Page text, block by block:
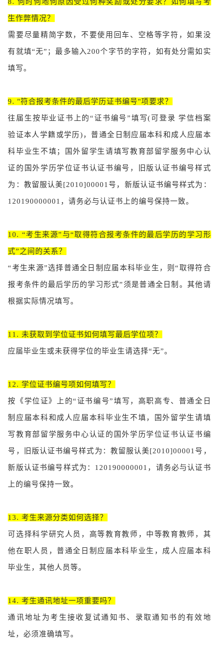
生作弊情况？
需要尽量精简字数，不要使用回车、空格等字符，如果没
有就填“无”；最多输入200个字节的字符，如有处分需如实
填写。
9. "符合报考条件的最后学历证书编号"项要求？
往届生按毕业证书上的“证书编号”填写(可登录 学信档案
验证本人学籍或学历)，普通全日制应届本科和成人应届本
科毕业生不填；国外留学生请填写教育部留学服务中心认
证的国外学历学位证书认证书编号，旧版认证书编号样式
为：教留服认美[2010]00001号，新版认证书编号样式为：
120190000001，请务必与认证书上的编号保持一致。
10. “考生来源”与“取得符合报考条件的最后学历的学习形
式”之间的关系？
“考生来源”选择普通全日制应届本科毕业生，则“取得符合
报考条件的最后学历的学习形式”须是普通全日制。其他请
根据实际情况填写。
11. 未获取到学位证书如何填写最后学位项？
应届毕业生或未获得学位的毕业生请选择“无”。
12. 学位证书编号项如何填写？
按《学位证》上的“证书编号”填写，高职高专、普通全日
制应届本科和成人应届本科毕业生不填，国外留学生请填
写教育部留学服务中心认证的国外学历学位证书认证书编
号，旧版认证书编号样式为：教留服认美[2010]00001号，
新版认证书编号样式为：120190000001，请务必与认证书
上的编号保持一致。
13. 考生来源分类如何选择？
可选择科学研究人员，高等教育教师，中等教育教师，其
他在职人员，普通全日制应届本科毕业生，成人应届本科
毕业生，其他人员等。
14. 考生通讯地址一项重要吗？
通讯地址为考生接收复试通知书、录取通知书的有效地
址，必须准确填写。